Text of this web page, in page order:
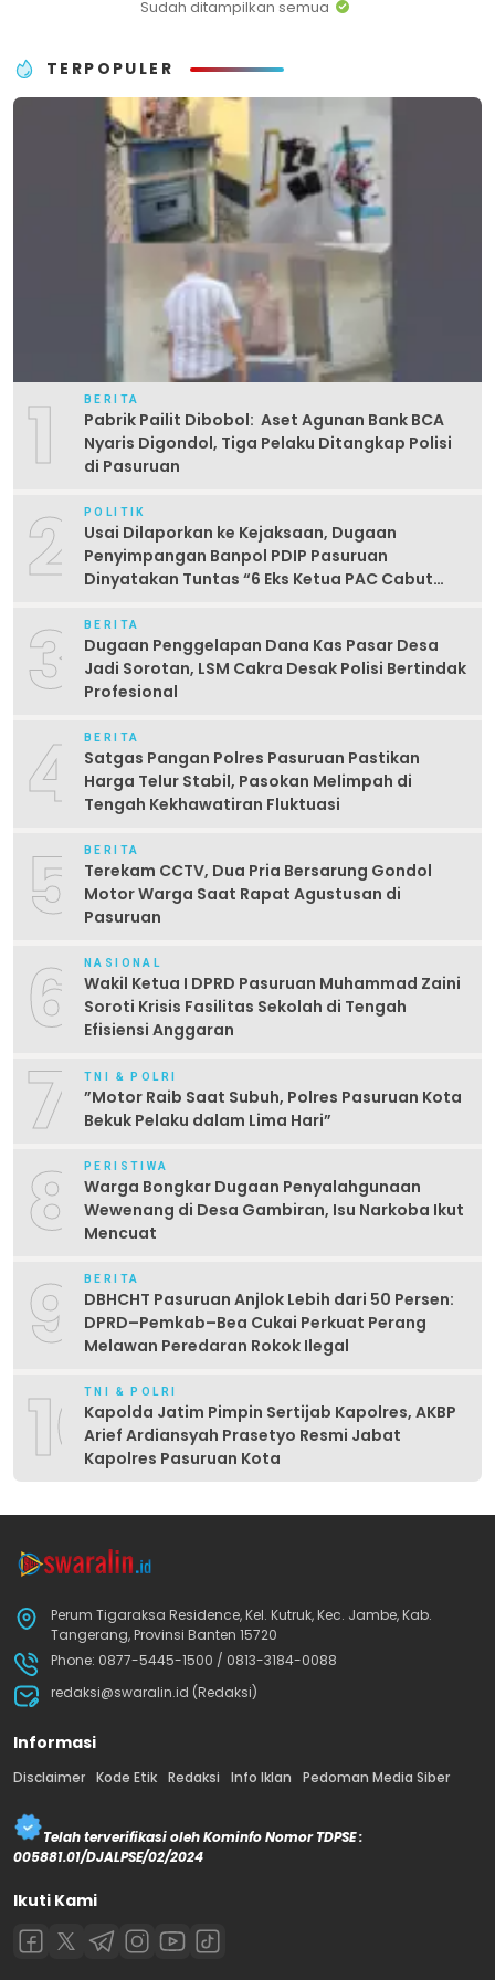
Sudah ditampilkan semua
TERPOPULER
1 BERITA
Pabrik Pailit Dibobol: Aset Agunan Bank BCA
Nyaris Digondol, Tiga Pelaku Ditangkap Polisi
di Pasuruan
2 POLITIK
Usai Dilaporkan ke Kejaksaan, Dugaan
Penyimpangan Banpol PDIP Pasuruan
Dinyatakan Tuntas “6 Eks Ketua PAC Cabut
3 BERITA
Dugaan Penggelapan Dana Kas Pasar Desa
Jadi Sorotan, LSM Cakra Desak Polisi Bertindak
Profesional
4 BERITA
Satgas Pangan Polres Pasuruan Pastikan
Harga Telur Stabil, Pasokan Melimpah di
Tengah Kekhawatiran Fluktuasi
5 BERITA
Terekam CCTV, Dua Pria Bersarung Gondol
Motor Warga Saat Rapat Agustusan di
Pasuruan
6 NASIONAL
Wakil Ketua I DPRD Pasuruan Muhammad Zaini
Soroti Krisis Fasilitas Sekolah di Tengah
Efisiensi Anggaran
7 TNI & POLRI
‎”Motor Raib Saat Subuh, Polres Pasuruan Kota
Bekuk Pelaku dalam Lima Hari” ‎
8 PERISTIWA
Warga Bongkar Dugaan Penyalahgunaan
Wewenang di Desa Gambiran, Isu Narkoba Ikut
Mencuat
9 BERITA
DBHCHT Pasuruan Anjlok Lebih dari 50 Persen:
DPRD–Pemkab–Bea Cukai Perkuat Perang
Melawan Peredaran Rokok Ilegal
10TNI & POLRI
Kapolda Jatim Pimpin Sertijab Kapolres, AKBP
Arief Ardiansyah Prasetyo Resmi Jabat
Kapolres Pasuruan Kota
Perum Tigaraksa Residence, Kel. Kutruk, Kec. Jambe, Kab.
Tangerang, Provinsi Banten 15720
Phone: 0877-5445-1500 / 0813-3184-0088
redaksi@swaralin.id (Redaksi)
Informasi
Disclaimer Kode Etik Redaksi Info Iklan Pedoman Media Siber
Telah terverifikasi oleh Kominfo Nomor TDPSE :
005881.01/DJALPSE/02/2024
Ikuti Kami